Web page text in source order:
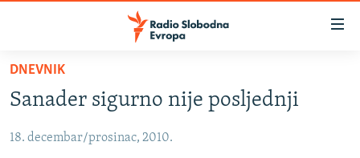
Pređite
glavni
Pređite
BOSNA I HERCEGOVINA
SRBIJA
DNEVNIK
Sanader sigurno nije posljednji
18. decembar/prosinac, 2010.